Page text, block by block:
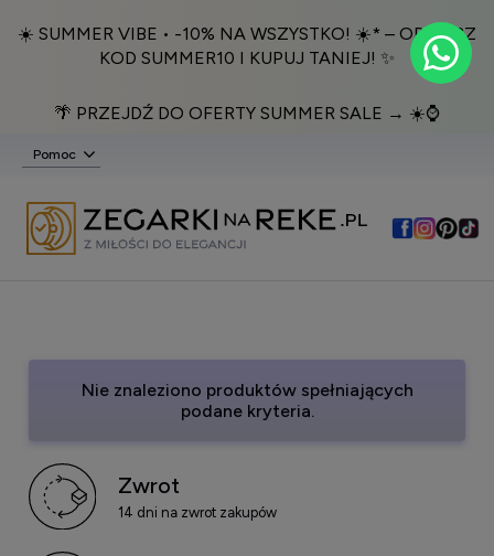
☀️ SUMMER VIBE • -10% NA WSZYSTKO! ☀️* – ODBIERZ
KOD SUMMER10 I KUPUJ TANIEJ! ✨
🌴 PRZEJDŹ DO OFERTY SUMMER SALE → ☀️⌚️
Pomoc
Nie znaleziono produktów spełniających
podane kryteria.
Zwrot
14 dni na zwrot zakupów